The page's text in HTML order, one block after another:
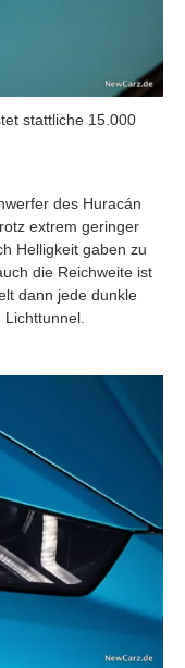
stattliche 15.000
des Huracán
extrem geringer
Helligkeit gaben zu
die Reichweite ist
dann jede dunkle